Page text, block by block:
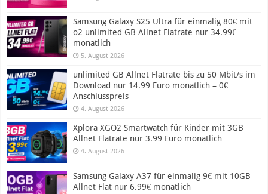
Samsung Galaxy S25 Ultra für einmalig 80€ mit
o2 unlimited GB Allnet Flatrate nur 34.99€
monatlich
5. August 2026
unlimited GB Allnet Flatrate bis zu 50 Mbit/s im
Download nur 14.99 Euro monatlich – 0€
Anschlusspreis
4. August 2026
Xplora XGO2 Smartwatch für Kinder mit 3GB
Allnet Flatrate nur 3.99 Euro monatlich
4. August 2026
Samsung Galaxy A37 für einmalig 9€ mit 10GB
Allnet Flat nur 6.99€ monatlich